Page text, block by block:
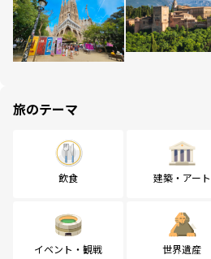
旅のテーマ
飲食 建築・アート
イベント・観戦 世界遺産